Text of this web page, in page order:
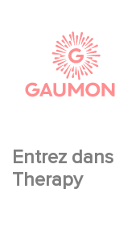
Entrez
Therapy